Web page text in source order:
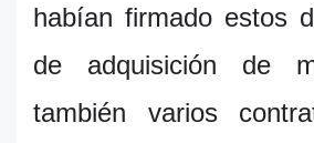
habían firmado estos
de adquisición de
también varios